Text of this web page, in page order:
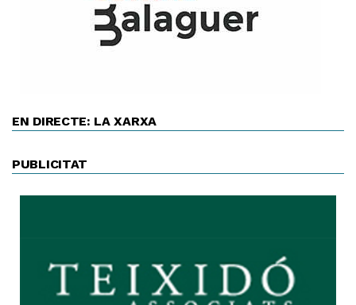
EN DIRECTE: LA XARXA
PUBLICITAT